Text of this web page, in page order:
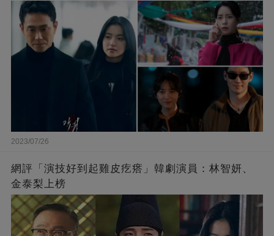
2023/07/26
網評「演技好到起雞皮疙瘩」韓劇演員：林智妍、
金泰梨上榜